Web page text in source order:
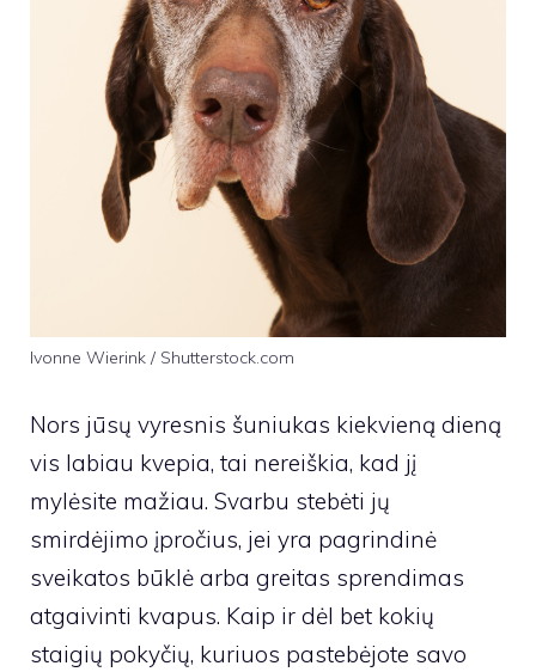
Ivonne Wierink / Shutterstock.com
Nors jūsų vyresnis šuniukas kiekvieną dieną
vis labiau kvepia, tai nereiškia, kad jį
mylėsite mažiau. Svarbu stebėti jų
smirdėjimo įpročius, jei yra pagrindinė
sveikatos būklė arba greitas sprendimas
atgaivinti kvapus. Kaip ir dėl bet kokių
staigių pokyčių, kuriuos pastebėjote savo